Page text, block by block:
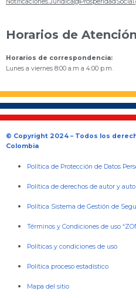
Horarios de Atención
Horarios de correspondencia:
Lunes a viernes 8:00 a.m a 4:00 p.m.
© Copyright 2024 – Todos los
Colombia
Política de Protección de Datos
Política de derechos de autor y
Política Sistema de Gestión de
Términos y Condiciones de uso
Políticas y condiciones de uso
Política proceso estadístico
Mapa del sitio